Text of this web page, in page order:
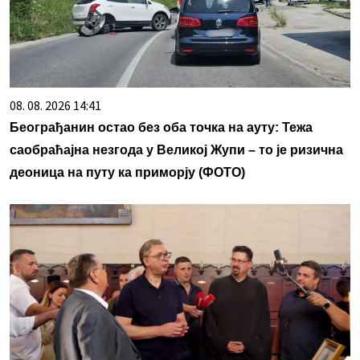
08. 08. 2026 14:41
Београђанин остао без оба точка на ауту: Тежа
саобраћајна незгода у Великој Жупи – то је ризична
деоница на путу ка приморју (ФОТО)